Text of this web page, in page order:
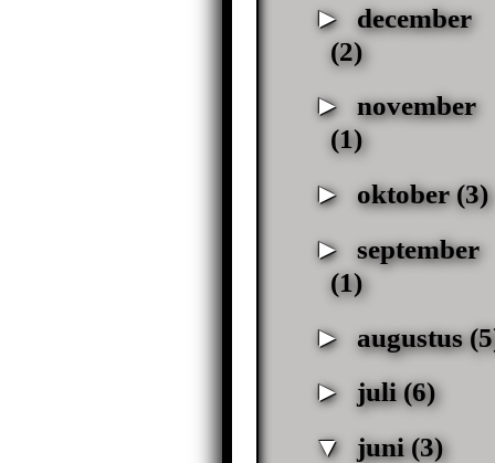
► december
(2)
► november
(1)
► oktober(3)
► september
(1)
► augustus
► juli(6)
▼ juni(3)